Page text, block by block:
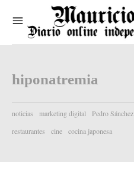
hiponatremia
noticias marketing digital Pedro Sánchez
restaurantes
cine cocina japonesa